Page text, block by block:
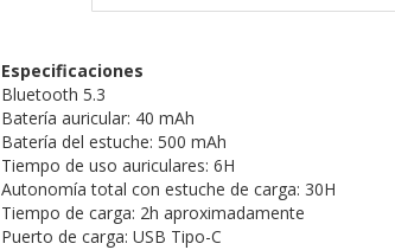
Especificaciones
Bluetooth 5.3
Batería auricular: 40 mAh
Batería del estuche: 500 mAh
Tiempo de uso auriculares: 6H
Autonomía total con estuche de carga: 30H
Tiempo de carga: 2h aproximadamente
Puerto de carga: USB Tipo-C